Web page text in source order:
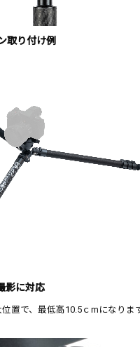
取り付け例
影に対応
置で、最低高10.5ｃmになりま